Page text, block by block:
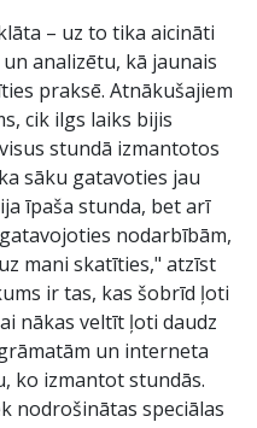
– uz to tika aicināti
analizētu, kā jaunais
praksē. Atnākušajiem
cik ilgs laiks bijis
stundā izmantotos
sāku gatavoties jau
īpaša stunda, bet arī
nodarbībām,
mani skatīties," atzīst
ir tas, kas šobrīd ļoti
nākas veltīt ļoti daudz
un interneta
ko izmantot stundās.
nodrošinātas speciālas